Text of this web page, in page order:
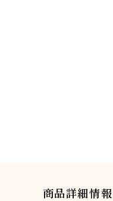
商品詳細情報